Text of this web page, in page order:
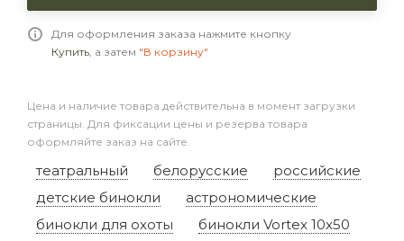
Для оформления заказа нажмите кнопку
Купить, а затем "В корзину"
Цена и наличие товара действительна в момент загрузки
страницы. Для фиксации цены и резерва товара
оформляйте заказ на сайте.
театральный белорусские
российские
детские бинокли
астрономические
бинокли для охоты
бинокли Vortex 10x50